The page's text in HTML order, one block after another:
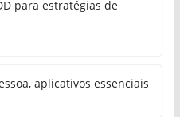
o melhor DDD para
de telemarketing